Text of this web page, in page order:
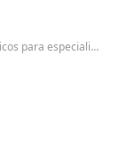
en arquitectura